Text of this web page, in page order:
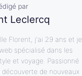
par
Leclercq
Florent, j'ai 29 ans et je
spécialisé dans les
et voyage. Passionné
de nouveaux